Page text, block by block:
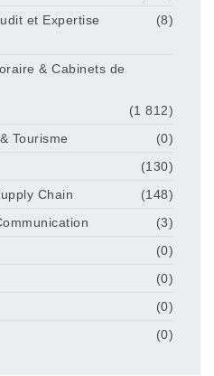
et Expertise
(8)
& Cabinets de
(1 812)
Tourisme
(0)
(130)
Chain
(148)
(3)
(0)
(0)
(0)
(0)